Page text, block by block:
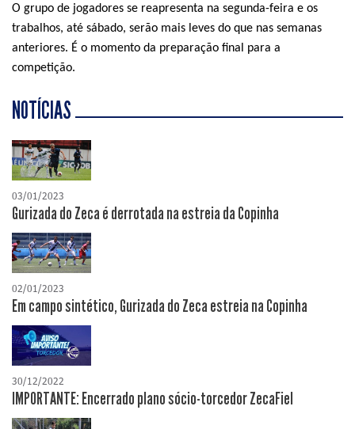
O grupo de jogadores se reapresenta na segunda-feira e os
trabalhos, até sábado, serão mais leves do que nas semanas
anteriores. É o momento da preparação final para a
competição.
NOTÍCIAS
03/01/2023
Gurizada do Zeca é derrotada na estreia da Copinha
02/01/2023
Em campo sintético, Gurizada do Zeca estreia na Copinha
30/12/2022
IMPORTANTE: Encerrado plano sócio-torcedor ZecaFiel